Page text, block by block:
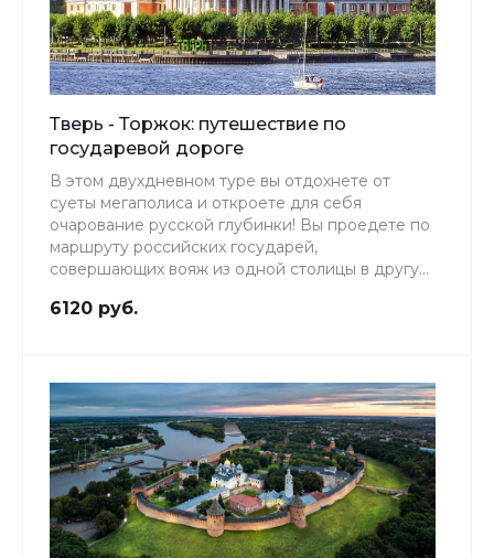
Тверь - Торжок: путешествие по
государевой дороге
В этом двухдневном туре вы отдохнете от
суеты мегаполиса и откроете для себя
очарование русской глубинки! Вы проедете по
маршруту российских государей,
совершающих вояж из одной столицы в другую,
земля красотами и талантами!
6120 руб.